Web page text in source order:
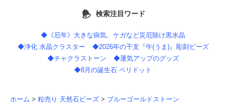
検索注目ワード
◆《厄年》大きな病気、ケガなど災厄除け黒水晶
◆浄化 水晶クラスター
◆2026年の干支『午(うま)』彫刻ビーズ
◆チャクラストーン
◆運気アップのグッズ
◆8月の誕生石 ペリドット
ホーム > 粒売り 天然石ビーズ > ブルーゴールドストーン